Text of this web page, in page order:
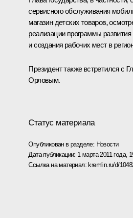
сервисного обслуживания
магазин детских товаров,
реализации программы
и создания рабочих мест в
Президент также встретился с
Орловым.
Статус материала
Опубликован в разделе: Новости
Дата публикации: 1 марта 2011 года,
Ссылка на материал: kremlin.ru/d/